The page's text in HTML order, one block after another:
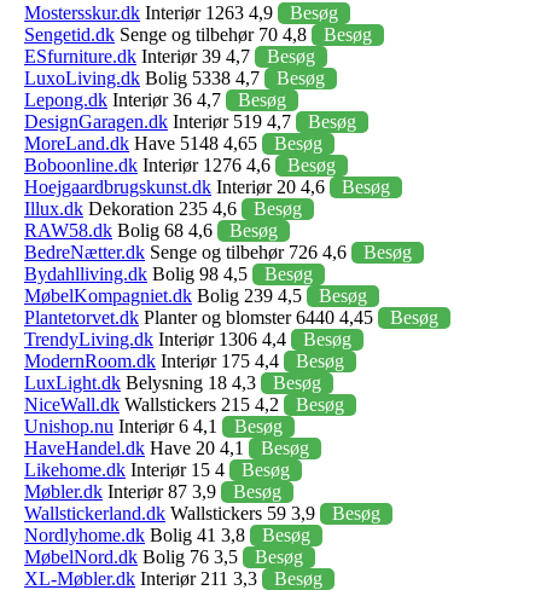
Mostersskur.dk Interiør 1263 4,9
Besøg
Sengetid.dk Senge og tilbehør 70 4,8
Besøg
ESfurniture.dk Interiør 39 4,7
Besøg
LuxoLiving.dk Bolig 5338 4,7
Besøg
Lepong.dk Interiør 36 4,7
Besøg
DesignGaragen.dk Interiør 519 4,7
Besøg
MoreLand.dk Have 5148 4,65
Besøg
Boboonline.dk Interiør 1276 4,6
Besøg
Hoejgaardbrugskunst.dk Interiør 20 4,6
Besøg
Illux.dk Dekoration 235 4,6
Besøg
RAW58.dk Bolig 68 4,6
Besøg
BedreNætter.dk Senge og tilbehør 726 4,6
Besøg
Bydahlliving.dk Bolig 98 4,5
Besøg
MøbelKompagniet.dk Bolig 239 4,5
Besøg
Plantetorvet.dk Planter og blomster 6440 4,45
Besøg
TrendyLiving.dk Interiør 1306 4,4
Besøg
ModernRoom.dk Interiør 175 4,4
Besøg
LuxLight.dk Belysning 18 4,3
Besøg
NiceWall.dk Wallstickers 215 4,2
Besøg
Unishop.nu Interiør 6 4,1
Besøg
HaveHandel.dk Have 20 4,1
Besøg
Likehome.dk Interiør 15 4
Besøg
Møbler.dk Interiør 87 3,9
Besøg
Wallstickerland.dk Wallstickers 59 3,9
Besøg
Nordlyhome.dk Bolig 41 3,8
Besøg
MøbelNord.dk Bolig 76 3,5
Besøg
XL-Møbler.dk Interiør 211 3,3
Besøg